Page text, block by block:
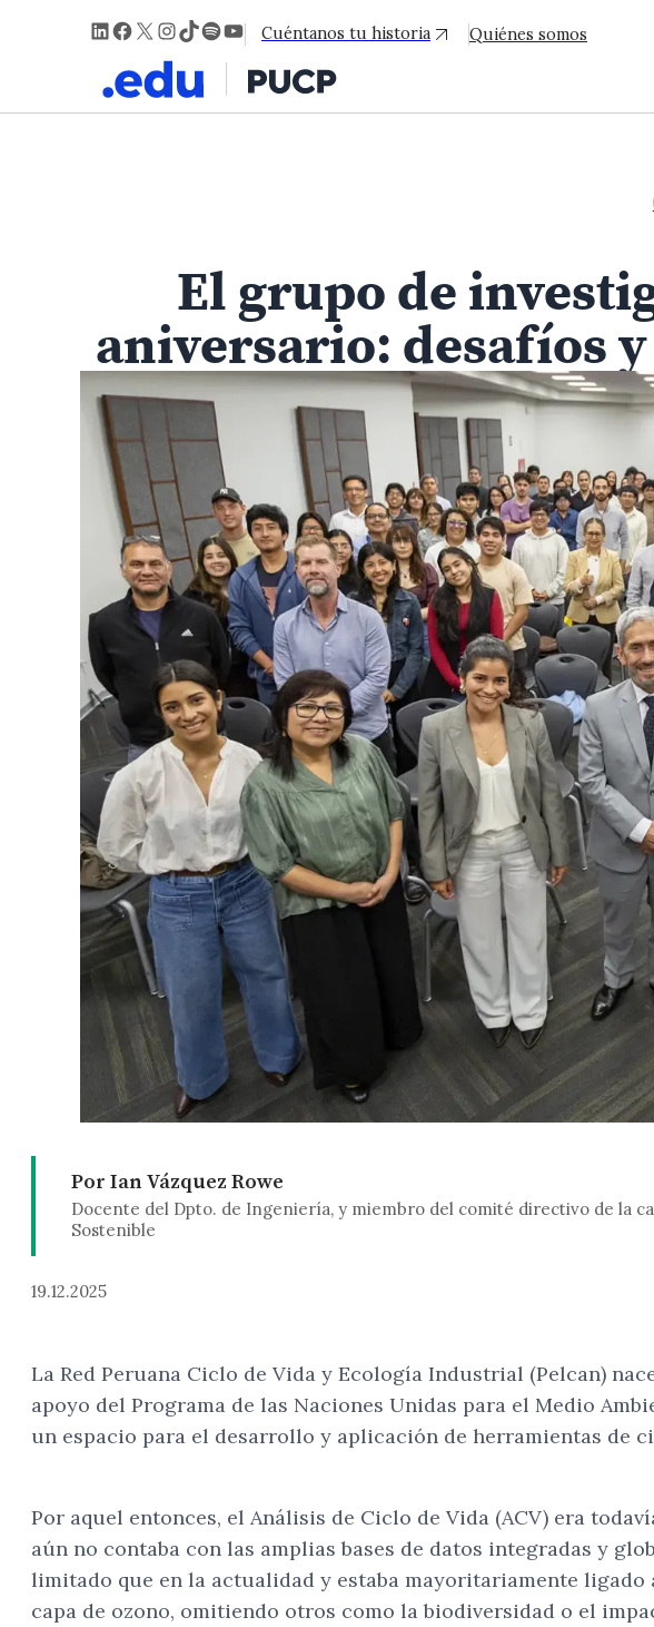
LinkedIn
Facebook
X Instagram
TikTok
Spotify
YouTube
Cuéntanos tu historia Quiénes somos
El grupo de
aniversario: desafíos
Por Ian Vázquez Rowe
Docente del Dpto. de Ingeniería, y miembro del comité directivo de la
Sostenible
19.12.2025
La Red Peruana Ciclo de Vida y Ecología Industrial (Pelcan)
apoyo del Programa de las Naciones Unidas para el Medio
un espacio para el desarrollo y aplicación de herramientas de
Por aquel entonces, el Análisis de Ciclo de Vida (ACV) era
aún no contaba con las amplias bases de datos integradas y
limitado que en la actualidad y estaba mayoritariamente
capa de ozono, omitiendo otros como la biodiversidad o el